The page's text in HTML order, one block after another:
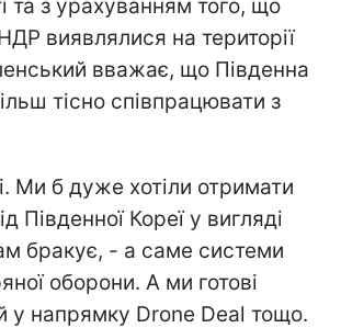
та з урахуванням того, що
виявлялися на території
вважає, що Південна
тісно співпрацювати з
Ми б дуже хотіли отримати
Південної Кореї у вигляді
бракує, - а саме системи
оборони. А ми готові
у напрямку Drone Deal тощо.